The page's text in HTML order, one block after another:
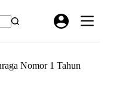
Nomor 1 Tahun